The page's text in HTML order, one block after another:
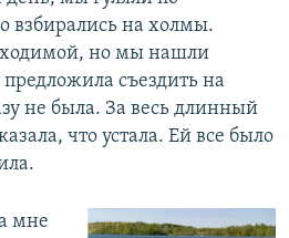
взбирались на холмы.
но мы нашли
съездить на
не была. За весь длинный
что устала. Ей все было
мне